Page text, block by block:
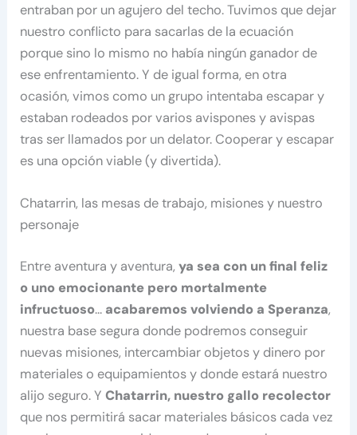
entraban por un agujero del techo. Tuvimos que dejar
nuestro conflicto para sacarlas de la ecuación
porque sino lo mismo no había ningún ganador de
ese enfrentamiento. Y de igual forma, en otra
ocasión, vimos como un grupo intentaba escapar y
estaban rodeados por varios avispones y avispas
tras ser llamados por un delator. Cooperar y escapar
es una opción viable (y divertida).
Chatarrin, las mesas de trabajo, misiones y nuestro
personaje
Entre aventura y aventura,ya sea con un final feliz
o uno emocionante pero mortalmente
infructuoso… acabaremos volviendo a Speranza,
nuestra base segura donde podremos conseguir
nuevas misiones, intercambiar objetos y dinero por
materiales o equipamientos y donde estará nuestro
alijo seguro. YChatarrin, nuestro gallo recolector
que nos permitirá sacar materiales básicos cada vez